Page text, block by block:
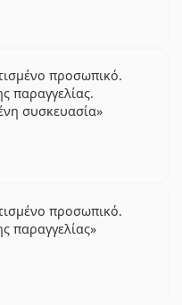
προσωπικό.
παραγγελίας.
συσκευασία
προσωπικό.
παραγγελίας